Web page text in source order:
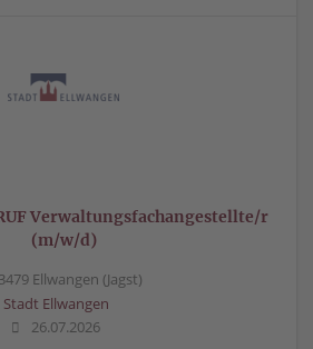
Verwaltungsfachangestellte/r
(m/w/d)
Ellwangen (Jagst)
Stadt Ellwangen
26.07.2026